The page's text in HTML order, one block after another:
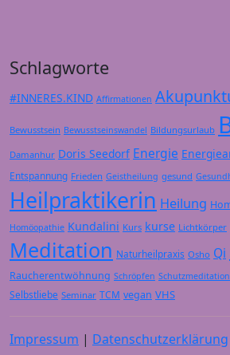
Schlagworte
#INNERES.KIND Affirmationen
Bewusstsein Bewusstseinswandel Bildungsurlaub
Damanhur Doris Seedorf Energie
Entspannung Frieden Geistheilung gesund
Heilpraktikerin Heilung
Homöopathie Kundalini Kurs kurse Lichtkörper
Meditation Naturheilpraxis Osho Qi
Raucherentwöhnung Schröpfen Schutzmeditation
Selbstliebe Seminar TCM vegan VHS
Impressum | Datenschutzerklärung